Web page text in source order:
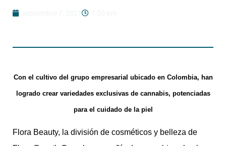
Con el cultivo del grupo empresarial ubicado en Colombia, han
logrado crear variedades exclusivas de cannabis, potenciadas
para el cuidado de la piel
Flora Beauty, la división de cosméticos y belleza de